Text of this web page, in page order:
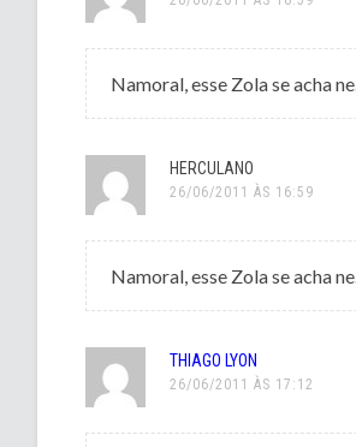
Namoral, esse Zola se acha ne.
HERCULANO
26/06/2011 ÀS 16:59
Namoral, esse Zola se acha ne.
THIAGO LYON
26/06/2011 ÀS 17:12